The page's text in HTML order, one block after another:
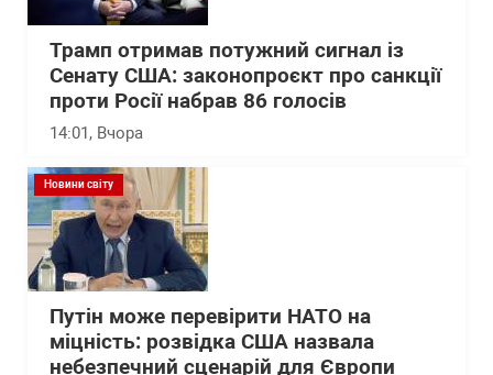
Трамп отримав потужний сигнал із
Сенату США: законопроєкт про санкції
проти Росії набрав 86 голосів
14:01 , Вчора
Новини світу
Путін може перевірити НАТО на
міцність: розвідка США назвала
небезпечний сценарій для Європи